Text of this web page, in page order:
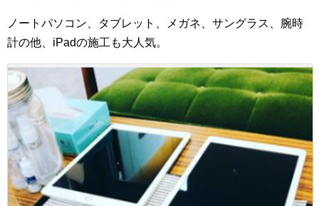
ノートパソコン、タブレット、メガネ、サングラス、腕時
計の他、iPadの施工も大人気。